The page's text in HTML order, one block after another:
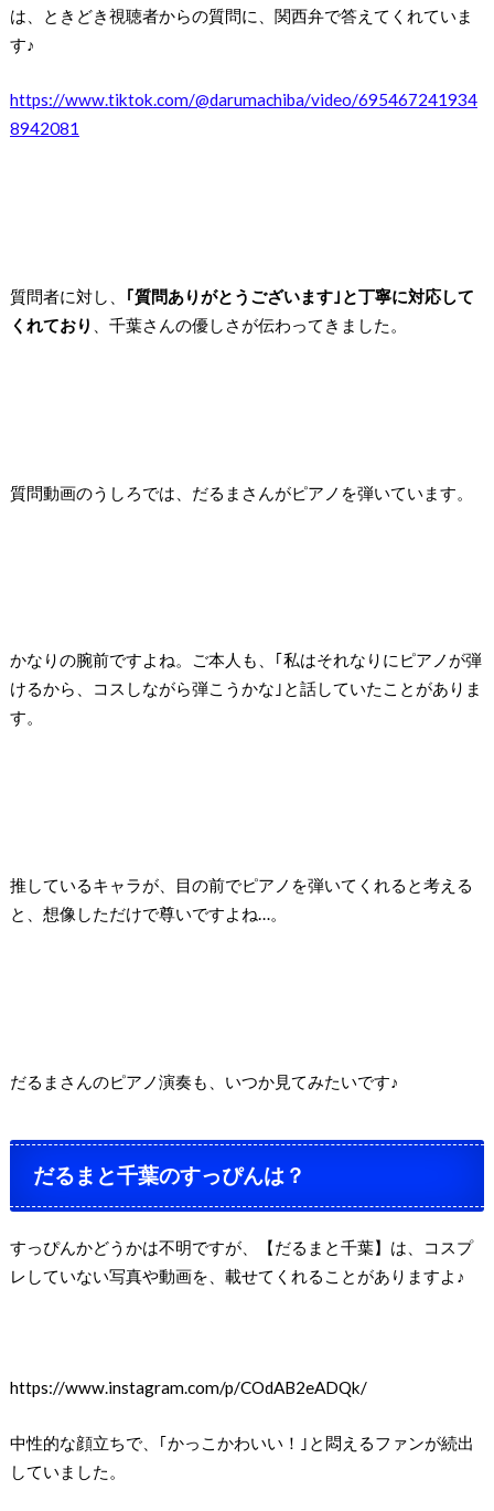
は、ときどき視聴者からの質問に、関西弁で答えてくれていま
す♪
https://www.tiktok.com/@darumachiba/video/695467241934
8942081
質問者に対し、
｢質問ありがとうございます｣と丁寧に対応して
くれており
、千葉さんの優しさが伝わってきました。
質問動画のうしろでは、だるまさんがピアノを弾いています。
かなりの腕前ですよね。ご本人も、｢私はそれなりにピアノが弾
けるから、コスしながら弾こうかな｣と話していたことがありま
す。
推しているキャラが、目の前でピアノを弾いてくれると考える
と、想像しただけで尊いですよね…。
だるまさんのピアノ演奏も、いつか見てみたいです♪
だるまと千葉のすっぴんは？
すっぴんかどうかは不明ですが、【だるまと千葉】は、コスプ
レしていない写真や動画を、載せてくれることがありますよ♪
https://www.instagram.com/p/COdAB2eADQk/
中性的な顔立ちで、｢かっこかわいい！｣と悶えるファンが続出
していました。